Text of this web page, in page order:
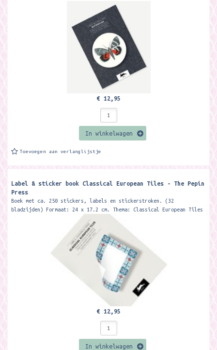
€ 12,95
In winkelwagen
Toevoegen aan verlanglijstje
Label & sticker book Classical European Tiles - The Pepin
Press
Boek met ca. 250 stickers, labels en stickerstroken. (32
bladzijden) Formaat: 24 x 17.2 cm. Thema: Classical European Tiles
€ 12,95
In winkelwagen